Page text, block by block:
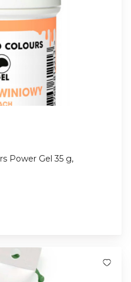
Power Gel 35 g,